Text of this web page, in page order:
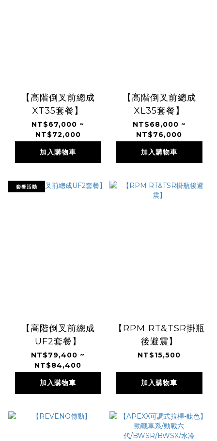
【高階倒叉前總成
XT35套餐】
NT$67,000 ~
NT$72,000
加入購物車
【高階倒叉前總成
XL35套餐】
NT$68,000 ~
NT$76,000
加入購物車
套餐活動
【高階倒叉前總成
UF2套餐】
NT$79,400 ~
NT$84,400
加入購物車
【RPM RT&TSR掛瓶
後避震】
NT$15,500
加入購物車